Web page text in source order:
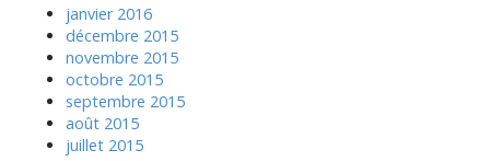
janvier 2016
décembre 2015
novembre 2015
octobre 2015
septembre 2015
août 2015
juillet 2015